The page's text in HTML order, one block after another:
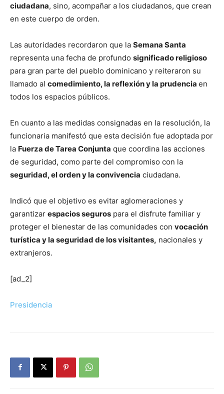
ciudadana, sino, acompañar a los ciudadanos, que crean
en este cuerpo de orden.
Las autoridades recordaron que la Semana Santa
representa una fecha de profundo significado religioso
para gran parte del pueblo dominicano y reiteraron su
llamado al comedimiento, la reflexión y la prudencia en
todos los espacios públicos.
En cuanto a las medidas consignadas en la resolución, la
funcionaria manifestó que esta decisión fue adoptada por
la Fuerza de Tarea Conjunta que coordina las acciones
de seguridad, como parte del compromiso con la
seguridad, el orden y la convivencia ciudadana.
Indicó que el objetivo es evitar aglomeraciones y
garantizar espacios seguros para el disfrute familiar y
proteger el bienestar de las comunidades con vocación
turística y la seguridad de los visitantes, nacionales y
extranjeros.
[ad_2]
Presidencia